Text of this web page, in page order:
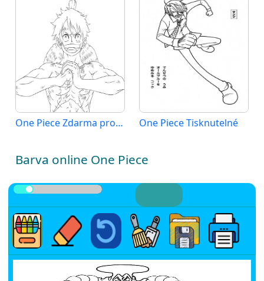
One Piece Zdarma pro Děti One Piece Tisknutelné
Barva online One Piece